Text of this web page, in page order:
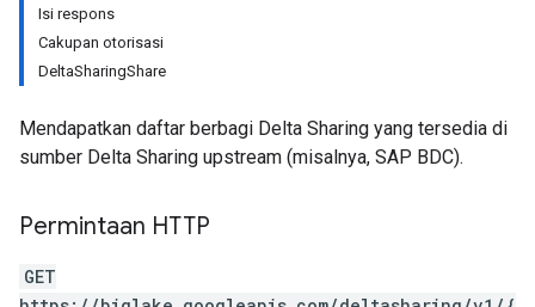
Isi respons
Cakupan otorisasi
DeltaSharingShare
Mendapatkan daftar berbagi Delta Sharing yang tersedia di
sumber Delta Sharing upstream (misalnya, SAP BDC).
Permintaan HTTP
GET